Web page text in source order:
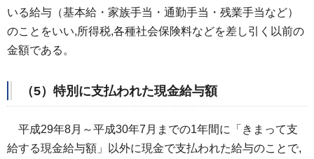
いる給与（基本給・家族手当・通勤手当・残業手当など）
のことをいい,所得税,各種社会保険料などを差し引く以前の
金額である。
（5）特別に支払われた現金給与額
平成29年8月～平成30年7月までの1年間に「きまって支
給する現金給与額」以外に現金で支払われた給与のことで,